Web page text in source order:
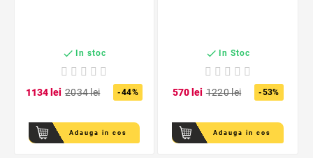
 In stoc
1134lei 2034lei -44%
Adauga in cos
 In Stoc
570lei 1220lei -53%
Adauga in cos